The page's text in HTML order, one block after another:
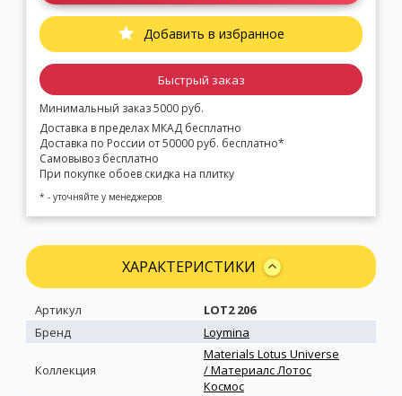
Добавить в избранное
Быстрый заказ
Минимальный заказ 5000 руб.
Доставка в пределах МКАД бесплатно
Доставка по России от 50000 руб. бесплатно*
Самовывоз бесплатно
При покупке обоев скидка на плитку
* - уточняйте у менеджеров
ХАРАКТЕРИСТИКИ
Артикул
LOT2 206
Бренд
Loymina
Коллекция
Materials Lotus Universe
/ Материалс Лотос
Космос